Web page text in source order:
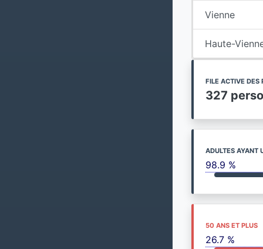
Vienne
Haute-
FILE ACTIVE DES
327
ADULTES AYANT
98.9 %
50 ANS ET PLUS
26.7 %